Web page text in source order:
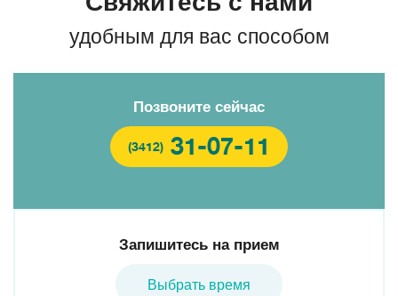
удобным для вас способом
Позвоните сейчас
(3412) 31-07-11
Запишитесь на прием
Выбрать время